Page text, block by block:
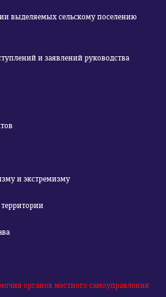
выделяемых сельскому поселению
и заявлений руководства
и экстремизму
органов местного самоуправления